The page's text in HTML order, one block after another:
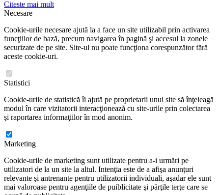
Citeste mai mult
Necesare
Cookie-urile necesare ajută la a face un site utilizabil prin activarea
funcţiilor de bază, precum navigarea în pagină şi accesul la zonele
securizate de pe site. Site-ul nu poate funcţiona corespunzător fără
aceste cookie-uri.
Statistici
Cookie-urile de statistică îi ajută pe proprietarii unui site să înţeleagă
modul în care vizitatorii interacţionează cu site-urile prin colectarea
şi raportarea informaţiilor în mod anonim.
Marketing
Cookie-urile de marketing sunt utilizate pentru a-i urmări pe
utilizatori de la un site la altul. Intenţia este de a afişa anunţuri
relevante şi antrenante pentru utilizatorii individuali, aşadar ele sunt
mai valoroase pentru agenţiile de puiblicitate şi părţile terţe care se